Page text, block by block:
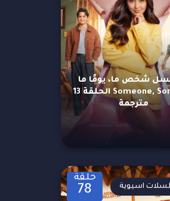
شخص ما، يومًا ما
Someone, Someday الحلقة 13
مترجمة
حلقة
78 اسيوية